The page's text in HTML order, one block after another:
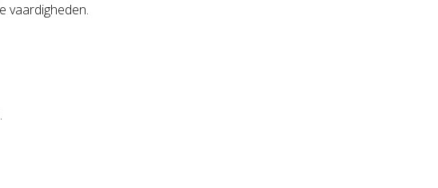
vaardigheden.